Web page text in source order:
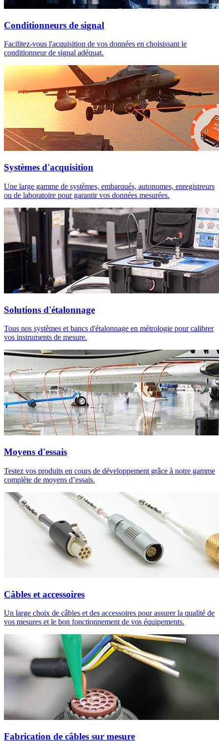
Conditionneurs de signal
Facilitez-vous l'acquisition de vos données en choisissant le
conditionneur de signal adéquat.
Systèmes d'acquisition
Une large gamme de systèmes, embarqués, autonomes, enregistreurs
ou de laboratoire pour garantir vos données mesurées.
Solutions d'étalonnage
Tous nos systèmes et bancs d'étalonnage en métrologie pour calibrer
vos instruments de mesure.
Moyens d'essais
Testez vos produits en cours de développement grâce à notre gamme
complète de moyens d’essais.
Câbles et accessoires
Un large choix de câbles et des accessoires pour assurer la qualité de
vos mesures et le bon fonctionnement de vos équipements.
Fabrication de câbles sur mesure